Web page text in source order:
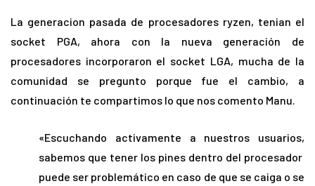
La generacion pasada de procesadores ryzen, tenian el
socket PGA, ahora con la nueva generación de
procesadores incorporaron el socket LGA, mucha de la
comunidad se pregunto porque fue el cambio, a
continuación te compartimos lo que nos comento Manu.
«Escuchando activamente a nuestros usuarios,
sabemos que tener los pines dentro del procesador
puede ser problemático en caso de que se caiga o se